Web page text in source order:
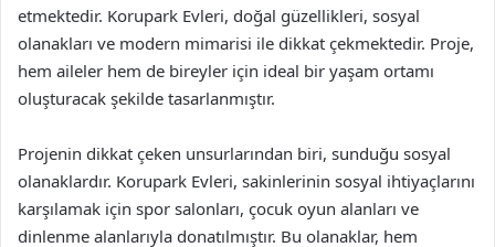
etmektedir. Korupark Evleri, doğal güzellikleri, sosyal
olanakları ve modern mimarisi ile dikkat çekmektedir. Proje,
hem aileler hem de bireyler için ideal bir yaşam ortamı
oluşturacak şekilde tasarlanmıştır.
Projenin dikkat çeken unsurlarından biri, sunduğu sosyal
olanaklardır. Korupark Evleri, sakinlerinin sosyal ihtiyaçlarını
karşılamak için spor salonları, çocuk oyun alanları ve
dinlenme alanlarıyla donatılmıştır. Bu olanaklar, hem